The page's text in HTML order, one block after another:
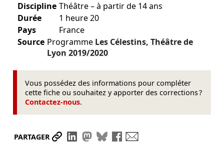
Discipline Théâtre – à partir de 14 ans
Durée
1 heure 20
Pays
France
Source Programme Les Célestins, Théâtre de
Lyon 2019/2020
Vous possédez des informations pour compléter
cette fiche ou souhaitez y apporter des corrections ?
Contactez-nous.
PARTAGER Partager le lien
Partager sur LinkedIn
Partager sur Mastodon
Partager sur Bluesky
Partager sur Facebook